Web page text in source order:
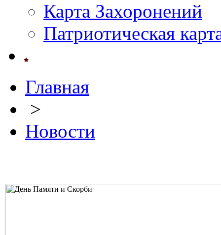
Карта Захоронений
Патриотическая
Главная
>
Новости